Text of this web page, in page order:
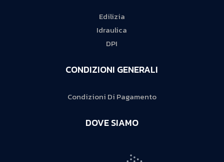
Edilizia
Idraulica
DPI
CONDIZIONI GENERALI
Condizioni Di Pagamento
DOVE SIAMO